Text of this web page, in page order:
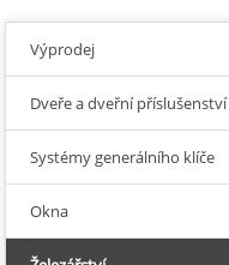
Výprodej
Dveře a dveřní příslušenství
Systémy generálního klíče
Okna